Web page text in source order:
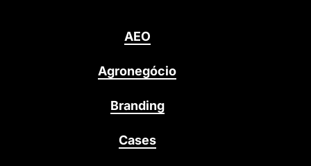
AEO
Agronegócio
Branding
Cases